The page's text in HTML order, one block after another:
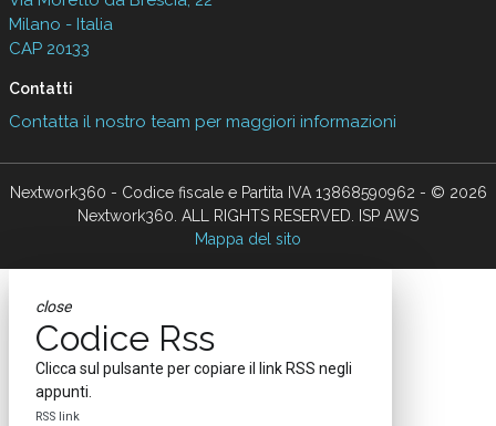
Milano - Italia
CAP 20133
Contatti
Contatta il nostro team per maggiori informazioni
Nextwork360 - Codice fiscale e Partita IVA 13868590962 - © 2026
Nextwork360. ALL RIGHTS RESERVED. ISP AWS
Mappa del sito
close
Codice Rss
Clicca sul pulsante per copiare il link RSS negli
appunti.
RSS link